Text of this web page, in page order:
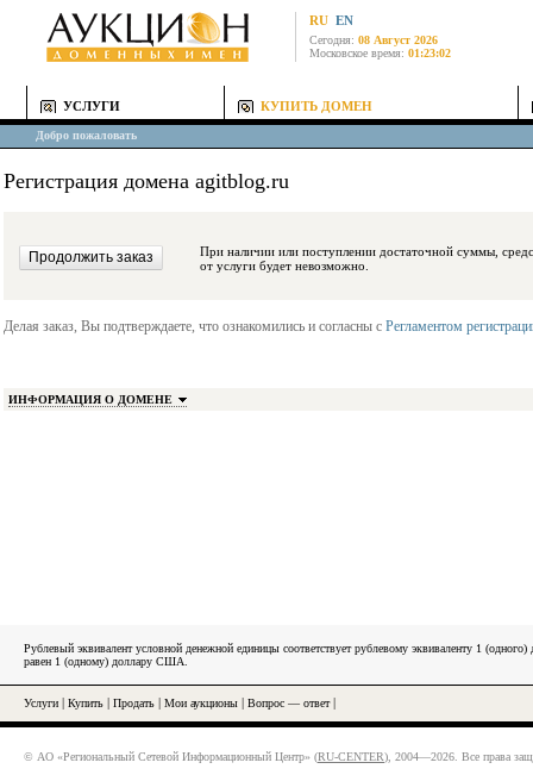
RU EN
Сегодня: 08 Август 2026
Московское время: 01:23:02
УСЛУГИ КУПИТЬ ДОМЕН
Добро пожаловать
Регистрация домена agitblog.ru
При наличии или поступлении достаточной суммы, средства будут
от услуги будет невозможно.
Делая заказ, Вы подтверждаете, что ознакомились и согласны с Регламентом
ИНФОРМАЦИЯ О ДОМЕНЕ
Рублевый эквивалент условной денежной единицы соответствует рублевому эквиваленту 1
равен 1 (одному) доллару США.
Услуги Купить Продать Мои аукционы Вопрос — ответ|
© АО «Региональный Сетевой Информационный Центр» (RU-CENTER), 2004—2026. Все права